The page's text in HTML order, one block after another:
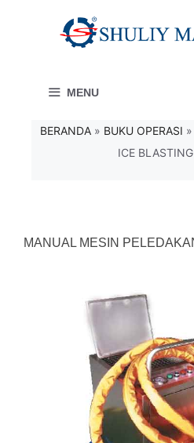
MENU
BERANDA » BUKU OPERASI »
ICE
MANUAL MESIN